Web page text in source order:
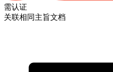
需认证
关联相同主旨文档